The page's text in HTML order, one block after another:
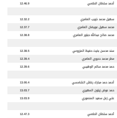
أحمد سلطان الحلامي 12.46.9
سهيل محمد ذويب العامري
12.32.2
محمد سهيل عويضان العامري
12.37.7
محمد صالح عبدالله حبتور العامري 12.38.8
سند محسن بخيت حفيظ المزروعي
12.38.5
مطر محمد دحروي العامري
12.39.4
حمد محمد سالم الوهيبي 12.39.6
أحمد حمد مبارك رغاش الشامسي
13.00.4
حمد عوض زيتون المهيري
13.03.7
علي زعل سعيد المنصوري 13.03.9
أحمد سلطان الحلامي
12.47.3